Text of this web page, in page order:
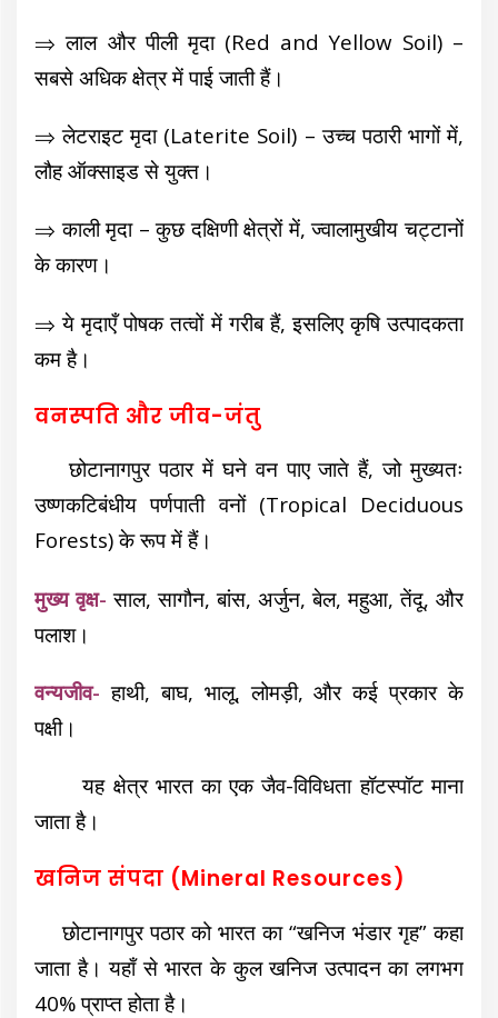
⇒ लाल और पीली मृदा (Red and Yellow Soil) –
सबसे अधिक क्षेत्र में पाई जाती हैं।
⇒ लेटराइट मृदा (Laterite Soil) – उच्च पठारी भागों में,
लौह ऑक्साइड से युक्त।
⇒ काली मृदा – कुछ दक्षिणी क्षेत्रों में, ज्वालामुखीय चट्टानों
के कारण।
⇒ ये मृदाएँ पोषक तत्वों में गरीब हैं, इसलिए कृषि उत्पादकता
कम है।
वनस्पति और जीव-जंतु
छोटानागपुर पठार में घने वन पाए जाते हैं, जो मुख्यतः
उष्णकटिबंधीय पर्णपाती वनों (Tropical Deciduous
Forests) के रूप में हैं।
मुख्य वृक्ष- साल, सागौन, बांस, अर्जुन, बेल, महुआ, तेंदू, और
पलाश।
वन्यजीव- हाथी, बाघ, भालू, लोमड़ी, और कई प्रकार के
पक्षी।
यह क्षेत्र भारत का एक जैव-विविधता हॉटस्पॉट माना
जाता है।
खनिज संपदा (Mineral Resources)
छोटानागपुर पठार को भारत का “खनिज भंडार गृह” कहा
जाता है।यहाँ से भारत के कुल खनिज उत्पादन का लगभग
40% प्राप्त होता है।